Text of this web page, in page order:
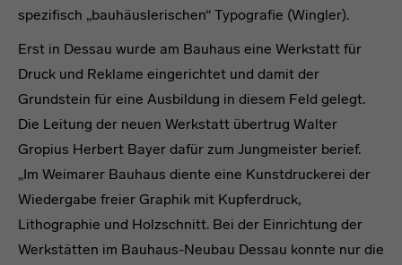
spezifisch „bauhäuslerischen“ Typografie (Wingler).
Erst in Dessau wurde am Bauhaus eine Werkstatt für
Druck und Reklame eingerichtet und damit der
Grundstein für eine Ausbildung in diesem Feld gelegt.
Die Leitung der neuen Werkstatt übertrug Walter
Gropius Herbert Bayer dafür zum Jungmeister berief.
„Im Weimarer Bauhaus diente eine Kunstdruckerei der
Wiedergabe freier Graphik mit Kupferdruck,
Lithographie und Holzschnitt. Bei der Einrichtung der
Werkstätten im Bauhaus-Neubau Dessau konnte nur die